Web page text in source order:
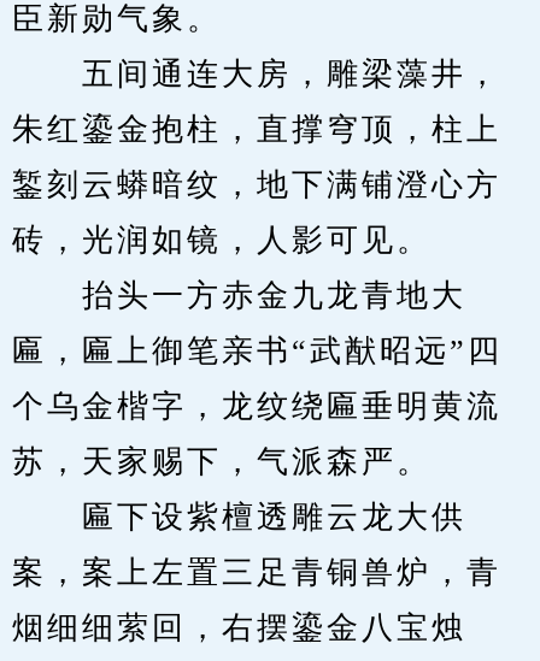
臣新勋气象。
五间通连大房，雕梁藻井，
朱红鎏金抱柱，直撑穹顶，柱上
錾刻云蟒暗纹，地下满铺澄心方
砖，光润如镜，人影可见。
抬头一方赤金九龙青地大
匾，匾上御笔亲书“武猷昭远”四
个乌金楷字，龙纹绕匾垂明黄流
苏，天家赐下，气派森严。
匾下设紫檀透雕云龙大供
案，案上左置三足青铜兽炉，青
烟细细萦回，右摆鎏金八宝烛